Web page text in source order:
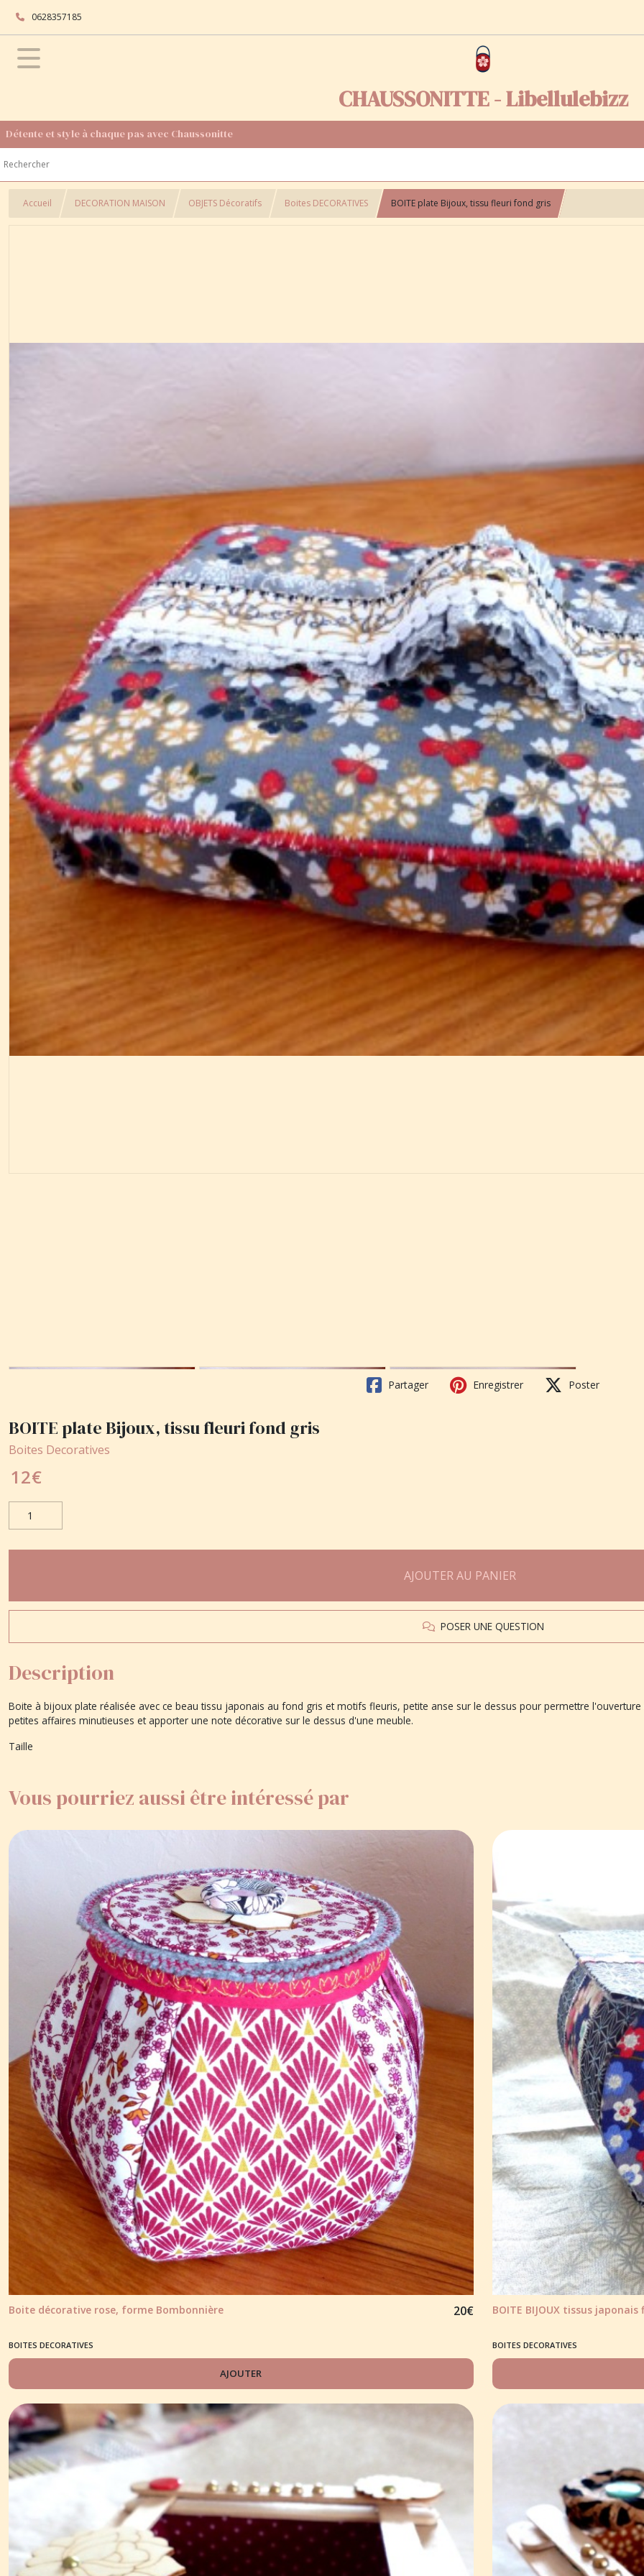
0628357185
CHAUSSONITTE - Libellulebizz
Détente et style à chaque pas avec Chaussonitte
Accueil DECORATION MAISON OBJETS Décoratifs Boites DECORATIVES BOITE plate Bijoux, tissu fleuri fond gris
Partager Enregistrer Poster
BOITE plate Bijoux, tissu fleuri fond gris
Boites Decoratives
12€
AJOUTER AU PANIER
POSER UNE QUESTION
Description
Boite à bijoux plate réalisée avec ce beau tissu japonais au fond gris et motifs fleuris, petite anse sur le dessus pour permettre
petites affaires minutieuses et apporter une note décorative sur le dessus d'une meuble.
Taille
Vous pourriez aussi être intéressé par
Boite décorative rose, forme Bombonnière 20€
BOITES DECORATIVES
AJOUTER
BOITE BIJOUX tissus
BOITES DECORATIVES